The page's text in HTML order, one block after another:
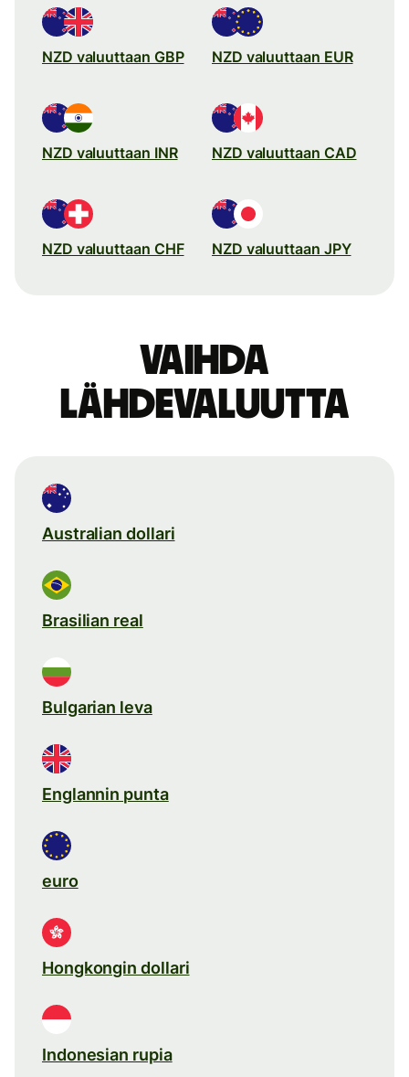
NZD valuuttaan GBP NZD valuuttaan EUR
NZD valuuttaan INR NZD valuuttaan CAD
NZD valuuttaan CHF NZD valuuttaan JPY
Vaihda
lähdevaluutta
Australian dollari
Brasilian real
Bulgarian leva
Englannin punta
euro
Hongkongin dollari
Indonesian rupia